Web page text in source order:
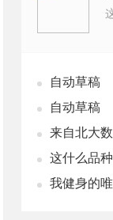
自动草稿
自动草稿
来自北大
奕个人资料
这什么品
我健身的